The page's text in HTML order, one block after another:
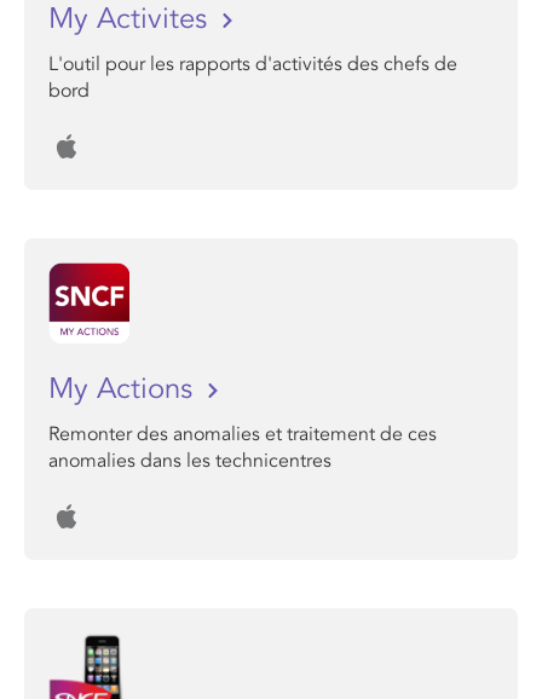
My Activites
L'outil pour les rapports d'activités des chefs de
bord
My Actions
Remonter des anomalies et traitement de ces
anomalies dans les technicentres